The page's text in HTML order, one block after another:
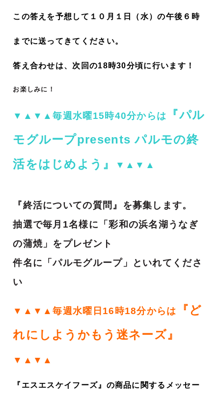
この答えを予想して１０月１日（水）の午後６時
までに送ってきてください。
答え合わせは、次回の18時30分頃に行います！
お楽しみに！
▼▲▼▲毎週水曜15時40分からは
『パル
モグループpresents パルモの終
活をはじめよう』
▼▲▼▲
『終活についての質問』を募集します。
抽選で毎月1名様に「彩和の浜名湖うなぎ
の蒲焼」をプレゼント
件名に「パルモグループ」といれてくださ
い
▼▲▼▲毎週水曜日16時18分からは
『ど
れにしようかもう迷ネーズ』
▼▲▼▲
『エスエスケイフーズ』の商品に関するメッセー